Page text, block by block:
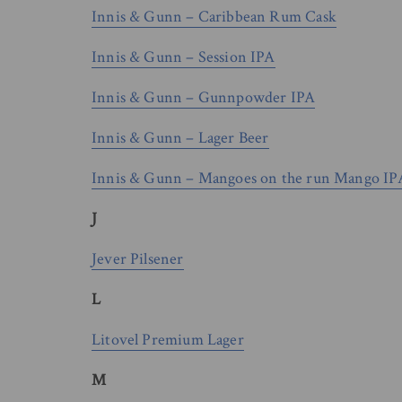
Innis & Gunn – Caribbean Rum Cask
Innis & Gunn – Session IPA
Innis & Gunn – Gunnpowder IPA
Innis & Gunn – Lager Beer
Innis & Gunn – Mangoes on the run Mango
J
Jever Pilsener
L
Litovel Premium Lager
M